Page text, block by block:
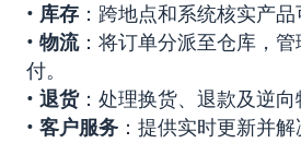
• 库存 ：跨地点和系统核实产品
• 物流：将订单分派至仓库，
付。
• 退货：处理换货、退款及逆向
• 客户服务 ：提供实时更新并解